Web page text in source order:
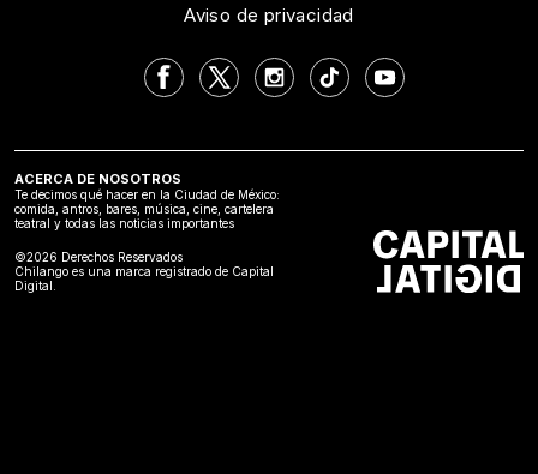
Aviso de privacidad
ACERCA DE NOSOTROS
Te decimos qué hacer en la Ciudad de México:
comida, antros, bares, música, cine, cartelera
teatral y todas las noticias importantes
©2026 Derechos Reservados
Chilango es una marca registrado de Capital
Digital.